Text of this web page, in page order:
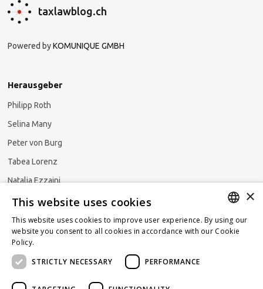
taxlawblog.ch
Powered byKOMUNIQUE GMBH
Herausgeber
Philipp Roth
Selina Many
Peter von Burg
Tabea Lorenz
Natalja Ezzaini
Newsletter abonnieren
GERMAN
×
This website uses cookies
This website uses cookies to improve user experience. By using our
website you consent to all cookies in accordance with our Cookie
Policy.
STRICTLY NECESSARY
PERFORMANCE